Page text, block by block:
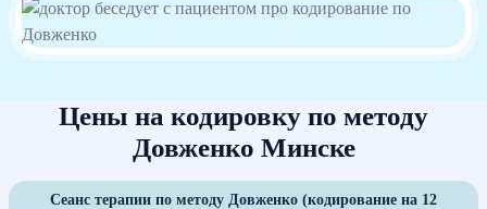
Цены на кодировку по методу
Довженко Минске
Сеанс терапии по методу Довженко (кодирование на 12